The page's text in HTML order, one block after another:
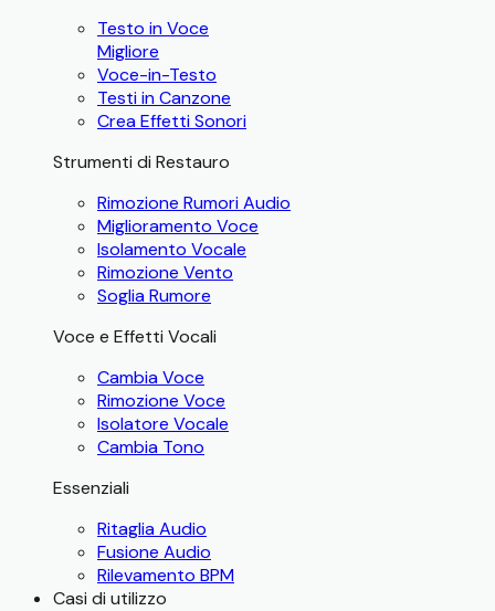
Testo in Voce
Migliore
Voce-in-Testo
Testi in Canzone
Crea Effetti Sonori
Strumenti di Restauro
Rimozione Rumori Audio
Miglioramento Voce
Isolamento Vocale
Rimozione Vento
Soglia Rumore
Voce e Effetti Vocali
Cambia Voce
Rimozione Voce
Isolatore Vocale
Cambia Tono
Essenziali
Ritaglia Audio
Fusione Audio
Rilevamento BPM
Casi di utilizzo